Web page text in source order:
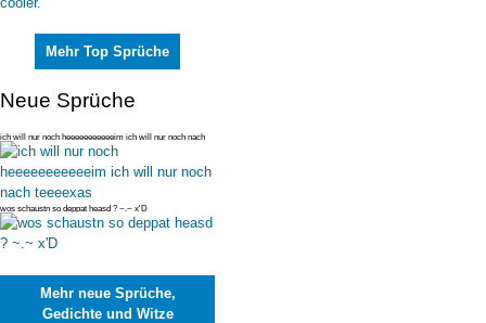
Mehr Top Sprüche
Neue Sprüche
ich will nur noch heeeeeeeeeeeim ich will nur noch nach
teeeexas
wos schaustn so deppat heasd ? ~.~ x'D
Mehr neue Sprüche,
Gedichte und Witze